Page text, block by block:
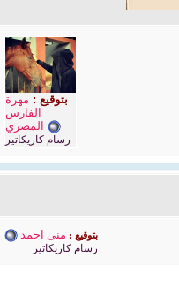
بتوقيع : مهرة
الفارس
المصري
رسام كاريكاتير
بتوقيع : منى احمد
رسام كاريكاتير